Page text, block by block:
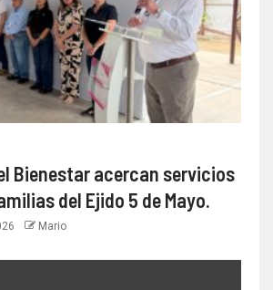
Bienestar acercan servicios
del Ejido 5 de Mayo.
Mario